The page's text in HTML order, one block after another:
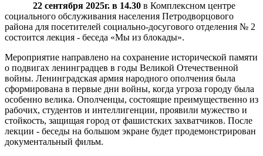
22 сентября 2025г. в 14.30 в Комплексном центре
социального обслуживания населения Петродворцового
района для посетителей социально-досугового отделения № 2
состоится лекция - беседа «Мы из блокады».
Мероприятие направлено на сохранение исторической памяти
о подвигах ленинградцев в годы Великой Отечественной
войны. Ленинградская армия народного ополчения была
сформирована в первые дни войны, когда угроза городу была
особенно велика. Ополченцы, состоящие преимущественно из
рабочих, студентов и интеллигенции, проявили мужество и
стойкость, защищая город от фашистских захватчиков. После
лекции - беседы на большом экране будет продемонстрирован
документальный фильм.